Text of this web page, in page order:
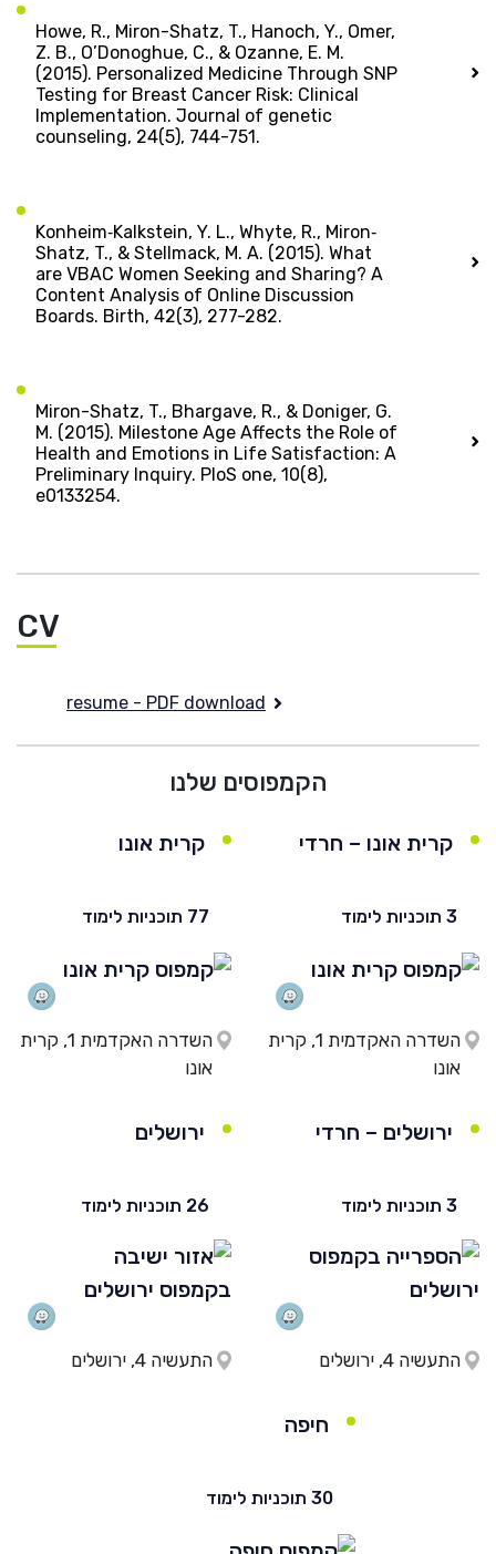
Howe, R., Miron-Shatz, T., Hanoch, Y., Omer,
Z. B., O’Donoghue, C., & Ozanne, E. M.
(2015). Personalized Medicine Through SNP
Testing for Breast Cancer Risk: Clinical
Implementation. Journal of genetic
counseling, 24(5), 744-751.
Konheim‐Kalkstein, Y. L., Whyte, R., Miron‐
Shatz, T., & Stellmack, M. A. (2015). What
are VBAC Women Seeking and Sharing? A
Content Analysis of Online Discussion
Boards. Birth, 42(3), 277-282.
Miron-Shatz, T., Bhargave, R., & Doniger, G.
M. (2015). Milestone Age Affects the Role of
Health and Emotions in Life Satisfaction: A
Preliminary Inquiry. PloS one, 10(8),
e0133254.
CV
resume - PDF download
הקמפוסים שלנו
קרית אונו – חרדי
3 תוכניות לימוד
השדרה האקדמית 1, קרית
אונו
קרית אונו
77 תוכניות לימוד
השדרה האקדמית 1, קרית
אונו
ירושלים – חרדי
3 תוכניות לימוד
התעשיה 4, ירושלים
ירושלים
26 תוכניות לימוד
התעשיה 4, ירושלים
חיפה
30 תוכניות לימוד